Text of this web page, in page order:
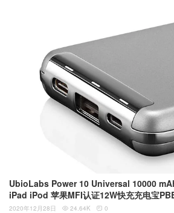
UbioLabs Power 10 Universal 10000
iPad iPod 苹果MFI认证12W快充充电宝
2020年12月28日  24.64K  0